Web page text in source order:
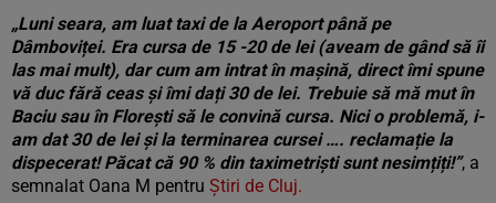
„Luni seara, am luat taxi de la Aeroport până pe
Dâmboviței. Era cursa de 15 -20 de lei (aveam de gând să îi
las mai mult), dar cum am intrat în mașină, direct îmi spune
vă duc fără ceas și îmi dați 30 de lei. Trebuie să mă mut în
Baciu sau în Florești să le convină cursa. Nici o problemă, i-
am dat 30 de lei și la terminarea cursei …. reclamație la
dispecerat! Păcat că 90 % din taximetriști sunt nesimțiți!”, a
semnalat Oana M pentru Știri de Cluj.